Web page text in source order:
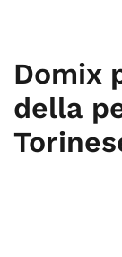
Domix
della